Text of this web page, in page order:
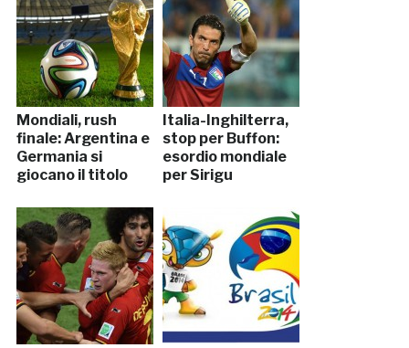
Mondiali, rush
finale: Argentina e
Germania si
giocano il titolo
Italia-Inghilterra,
stop per Buffon:
esordio mondiale
per Sirigu